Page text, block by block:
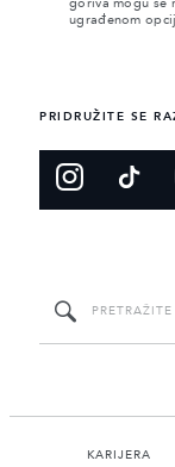
goriva mogu se
ugrađenom
PRIDRUŽITE SE
KARIJERA